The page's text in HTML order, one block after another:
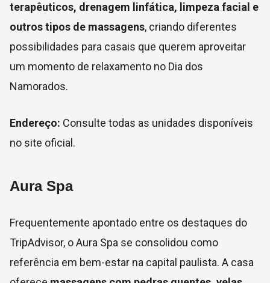
terapêuticos, drenagem linfática, limpeza facial e
outros tipos de massagens, criando diferentes
possibilidades para casais que querem aproveitar
um momento de relaxamento no Dia dos
Namorados.
Endereço: Consulte todas as unidades disponíveis
no site oficial.
Aura Spa
Frequentemente apontado entre os destaques do
TripAdvisor, o Aura Spa se consolidou como
referência em bem-estar na capital paulista. A casa